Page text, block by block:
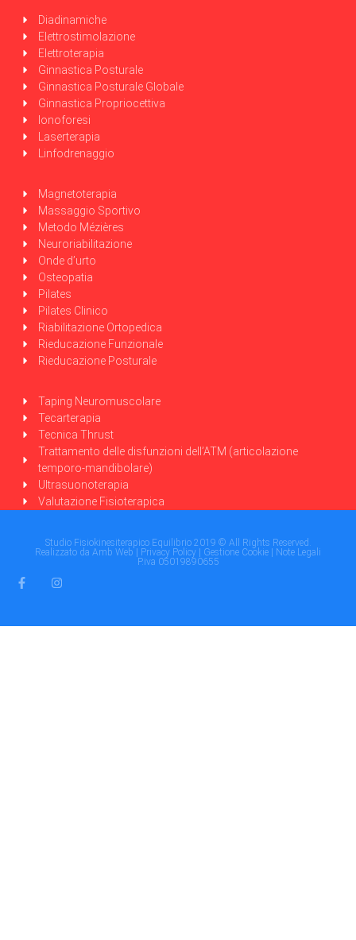
Diadinamiche
Elettrostimolazione
Elettroterapia
Ginnastica Posturale
Ginnastica Posturale Globale
Ginnastica Propriocettiva
Ionoforesi
Laserterapia
Linfodrenaggio
Magnetoterapia
Massaggio Sportivo
Metodo Mézières
Neuroriabilitazione
Onde d’urto
Osteopatia
Pilates
Pilates Clinico
Riabilitazione Ortopedica
Rieducazione Funzionale
Rieducazione Posturale
Taping Neuromuscolare
Tecarterapia
Tecnica Thrust
Trattamento delle disfunzioni dell’ATM (articolazione
temporo-mandibolare)
Ultrasuonoterapia
Valutazione Fisioterapica
Studio Fisiokinesiterapico Equilibrio 2019 © All Rights Reserved.
Realizzato da Amb Web| Privacy Policy | Gestione Cookie | Note Legali
P.iva 05019890655